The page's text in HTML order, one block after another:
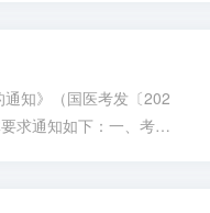
知》（国医考发〔202
求通知如下：一、考试